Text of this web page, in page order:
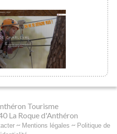
Tourisme
La Roque d'Anthéron
~ Mentions légales ~ Politique de